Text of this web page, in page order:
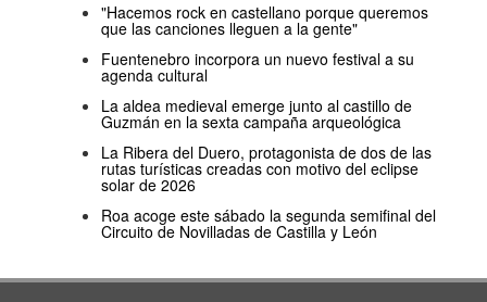
"Hacemos rock en castellano porque queremos
que las canciones lleguen a la gente"
Fuentenebro incorpora un nuevo festival a su
agenda cultural
La aldea medieval emerge junto al castillo de
Guzmán en la sexta campaña arqueológica
La Ribera del Duero, protagonista de dos de las
rutas turísticas creadas con motivo del eclipse
solar de 2026
Roa acoge este sábado la segunda semifinal del
Circuito de Novilladas de Castilla y León